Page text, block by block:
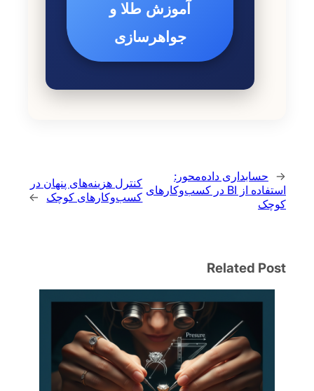
آموزش طلا و
جواهرسازی
← حسابداری داده‌محور:
استفاده از BI در کسب‌وکارهای
کوچک
کنترل هزینه‌های پنهان در
کسب‌وکارهای کوچک
→
Related Post